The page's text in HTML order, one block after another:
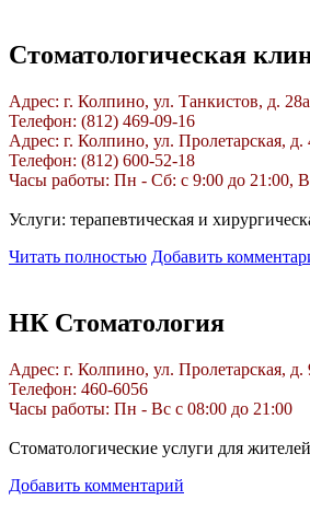
Стоматологическая
Адрес: г. Колпино, ул. Танкистов, д. 28а
Телефон: (812) 469-09-16
Адрес: г. Колпино, ул. Пролетарская, д.
Телефон: (812) 600-52-18
Часы работы: Пн - Сб: с 9:00 до 21:00,
Услуги: терапевтическая и
Читать полностью Добавить
НК Стоматология
Адрес: г. Колпино, ул. Пролетарская, д.
Телефон: 460-6056
Часы работы: Пн - Вс с 08:00 до 21:00
Стоматологические услуги для
Добавить комментарий